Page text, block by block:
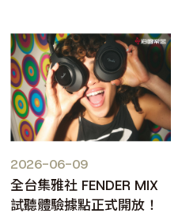
2026-06-09
全台集雅社 FENDER MIX
試聽體驗據點正式開放！